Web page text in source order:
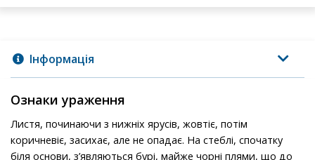
Інформація
Ознаки ураження
Листя, починаючи з нижніх ярусів, жовтіє, потім
коричневіє, засихає, але не опадає. На стеблі, спочатку
біля основи, з’являються бурі, майже чорні плями, що до